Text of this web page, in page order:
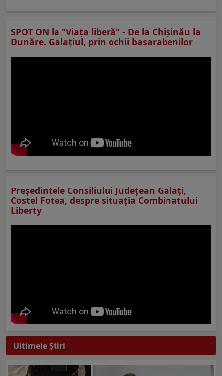
SPOT ON la "Viaţa liberă" - De la Chișinău la
Dunăre. Galațiul, prin ochii basarabenilor
Preşedintele Consiliului Judeţean Galaţi,
Costel Fotea, despre situaţia Combinatului
Liberty
Ultimele Ştiri